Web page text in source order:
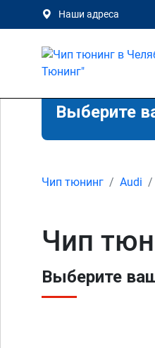
Наши адреса
Выберите
Чип тюнинг Audi
Чип
Выберите